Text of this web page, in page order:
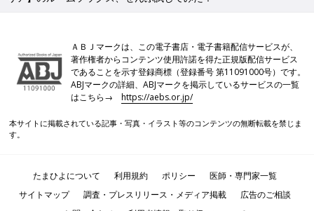
ＡＢＪマークは、この電子書店・電子書籍配信サービスが、
著作権者からコンテンツ使用許諾を得た正規版配信サービス
であることを示す登録商標（登録番号 第11091000号）です。
ABJマークの詳細、ABJマークを掲示しているサービスの一覧
はこちら→https://aebs.or.jp/
本サイトに掲載されている記事・写真・イラスト等のコンテンツの無断転載を禁じま
す。
たまひよについて 利用規約 ポリシー
医師・専門家一覧
サイトマップ
調査・プレスリリース・メディア掲載
広告のご相談